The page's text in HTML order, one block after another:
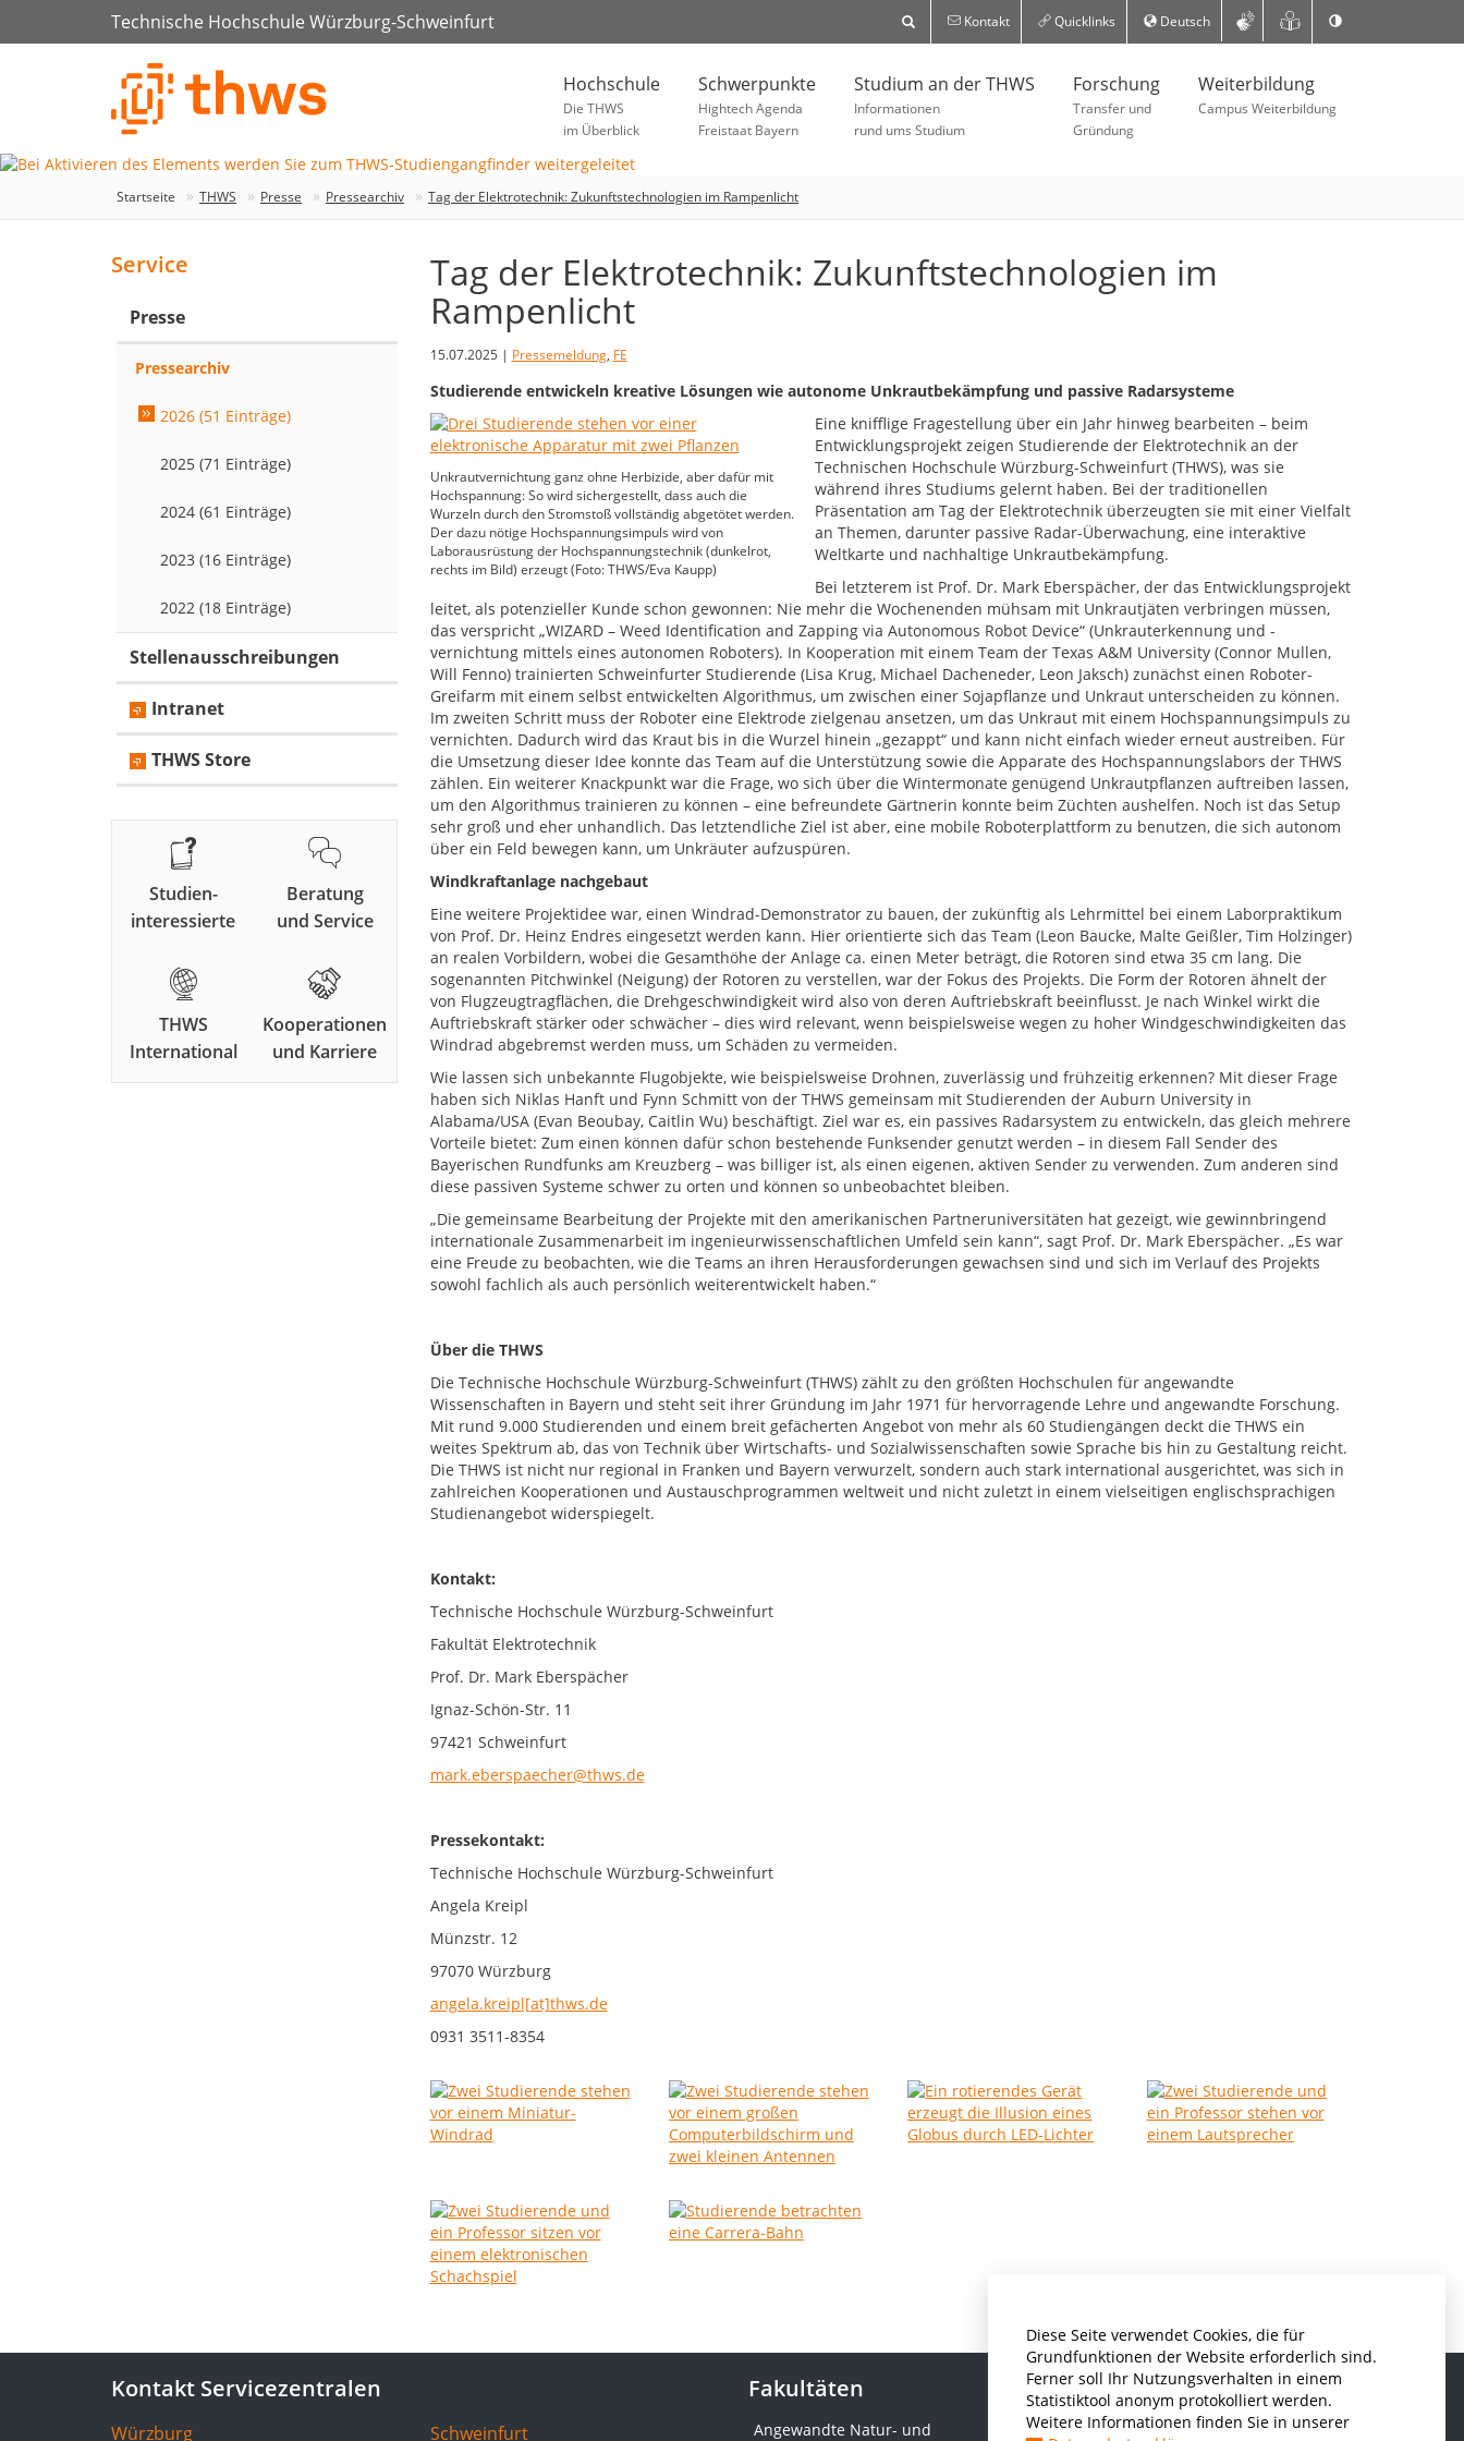
Diese Seite verwendet Cookies, die für
Grundfunktionen der Website erforderlich sind.
Ferner soll Ihr Nutzungsverhalten in einem
Statistiktool anonym protokolliert werden.
Weitere Informationen finden Sie in unserer
Technische Hochschule Würzburg-Schweinfurt Kontakt Quicklinks Deutsch
Hochschule
Die THWS
im Überblick
Schwerpunkte
Hightech Agenda
Freistaat Bayern
Studium an der THWS
Informationen
rund ums Studium
Forschung
Transfer und
Gründung
Weiterbildung
Campus Weiterbildung
Startseite THWS Presse Pressearchiv Tag der Elektrotechnik: Zukunftstechnologien im Rampenlicht
Tag der Elektrotechnik: Zukunftstechnologien im
Rampenlicht
15.07.2025 | Pressemeldung, FE
Studierende entwickeln kreative Lösungen wie autonome Unkrautbekämpfung und passive Radarsysteme
Unkrautvernichtung ganz ohne Herbizide, aber dafür mit
Hochspannung: So wird sichergestellt, dass auch die
Wurzeln durch den Stromstoß vollständig abgetötet werden.
Der dazu nötige Hochspannungsimpuls wird von
Laborausrüstung der Hochspannungstechnik (dunkelrot,
rechts im Bild) erzeugt (Foto: THWS/Eva Kaupp)
Eine knifflige Fragestellung über ein Jahr hinweg bearbeiten – beim
Entwicklungsprojekt zeigen Studierende der Elektrotechnik an der
Technischen Hochschule Würzburg-Schweinfurt (THWS), was sie
während ihres Studiums gelernt haben. Bei der traditionellen
Präsentation am Tag der Elektrotechnik überzeugten sie mit einer Vielfalt
an Themen, darunter passive Radar-Überwachung, eine interaktive
Weltkarte und nachhaltige Unkrautbekämpfung.
Bei letzterem ist Prof. Dr. Mark Eberspächer, der das Entwicklungsprojekt
leitet, als potenzieller Kunde schon gewonnen: Nie mehr die Wochenenden mühsam mit Unkrautjäten verbringen müssen,
das verspricht „WIZARD – Weed Identification and Zapping via Autonomous Robot Device“ (Unkrauterkennung und -
vernichtung mittels eines autonomen Roboters). In Kooperation mit einem Team der Texas A&M University (Connor Mullen,
Will Fenno) trainierten Schweinfurter Studierende (Lisa Krug, Michael Dacheneder, Leon Jaksch) zunächst einen Roboter-
Greifarm mit einem selbst entwickelten Algorithmus, um zwischen einer Sojapflanze und Unkraut unterscheiden zu können.
Im zweiten Schritt muss der Roboter eine Elektrode zielgenau ansetzen, um das Unkraut mit einem Hochspannungsimpuls zu
vernichten. Dadurch wird das Kraut bis in die Wurzel hinein „gezappt“ und kann nicht einfach wieder erneut austreiben. Für
die Umsetzung dieser Idee konnte das Team auf die Unterstützung sowie die Apparate des Hochspannungslabors der THWS
zählen. Ein weiterer Knackpunkt war die Frage, wo sich über die Wintermonate genügend Unkrautpflanzen auftreiben lassen,
um den Algorithmus trainieren zu können – eine befreundete Gärtnerin konnte beim Züchten aushelfen. Noch ist das Setup
sehr groß und eher unhandlich. Das letztendliche Ziel ist aber, eine mobile Roboterplattform zu benutzen, die sich autonom
über ein Feld bewegen kann, um Unkräuter aufzuspüren.
Windkraftanlage nachgebaut
Eine weitere Projektidee war, einen Windrad-Demonstrator zu bauen, der zukünftig als Lehrmittel bei einem Laborpraktikum
von Prof. Dr. Heinz Endres eingesetzt werden kann. Hier orientierte sich das Team (Leon Baucke, Malte Geißler, Tim Holzinger)
an realen Vorbildern, wobei die Gesamthöhe der Anlage ca. einen Meter beträgt, die Rotoren sind etwa 35 cm lang. Die
sogenannten Pitchwinkel (Neigung) der Rotoren zu verstellen, war der Fokus des Projekts. Die Form der Rotoren ähnelt der
von Flugzeugtragflächen, die Drehgeschwindigkeit wird also von deren Auftriebskraft beeinflusst. Je nach Winkel wirkt die
Auftriebskraft stärker oder schwächer – dies wird relevant, wenn beispielsweise wegen zu hoher Windgeschwindigkeiten das
Windrad abgebremst werden muss, um Schäden zu vermeiden.
Wie lassen sich unbekannte Flugobjekte, wie beispielsweise Drohnen, zuverlässig und frühzeitig erkennen? Mit dieser Frage
haben sich Niklas Hanft und Fynn Schmitt von der THWS gemeinsam mit Studierenden der Auburn University in
Alabama/USA (Evan Beoubay, Caitlin Wu) beschäftigt. Ziel war es, ein passives Radarsystem zu entwickeln, das gleich mehrere
Vorteile bietet: Zum einen können dafür schon bestehende Funksender genutzt werden – in diesem Fall Sender des
Bayerischen Rundfunks am Kreuzberg – was billiger ist, als einen eigenen, aktiven Sender zu verwenden. Zum anderen sind
diese passiven Systeme schwer zu orten und können so unbeobachtet bleiben.
„Die gemeinsame Bearbeitung der Projekte mit den amerikanischen Partneruniversitäten hat gezeigt, wie gewinnbringend
internationale Zusammenarbeit im ingenieurwissenschaftlichen Umfeld sein kann“, sagt Prof. Dr. Mark Eberspächer. „Es war
eine Freude zu beobachten, wie die Teams an ihren Herausforderungen gewachsen sind und sich im Verlauf des Projekts
sowohl fachlich als auch persönlich weiterentwickelt haben.“
Über die THWS
Die Technische Hochschule Würzburg-Schweinfurt (THWS) zählt zu den größten Hochschulen für angewandte
Wissenschaften in Bayern und steht seit ihrer Gründung im Jahr 1971 für hervorragende Lehre und angewandte Forschung.
Mit rund 9.000 Studierenden und einem breit gefächerten Angebot von mehr als 60 Studiengängen deckt die THWS ein
weites Spektrum ab, das von Technik über Wirtschafts- und Sozialwissenschaften sowie Sprache bis hin zu Gestaltung reicht.
Die THWS ist nicht nur regional in Franken und Bayern verwurzelt, sondern auch stark international ausgerichtet, was sich in
zahlreichen Kooperationen und Austauschprogrammen weltweit und nicht zuletzt in einem vielseitigen englischsprachigen
Studienangebot widerspiegelt.
Kontakt:
Technische Hochschule Würzburg-Schweinfurt
Fakultät Elektrotechnik
Prof. Dr. Mark Eberspächer
Ignaz-Schön-Str. 11
97421 Schweinfurt
mark.eberspaecher@thws.de
Pressekontakt:
Technische Hochschule Würzburg-Schweinfurt
Angela Kreipl
Münzstr. 12
97070 Würzburg
angela.kreipl[at]thws.de
0931 3511-8354
Service
Presse
Pressearchiv
2026 (51 Einträge)
2025 (71 Einträge)
2024 (61 Einträge)
2023 (16 Einträge)
2022 (18 Einträge)
Stellenausschreibungen
Intranet
THWS Store
Studien-
interessierte
Beratung
und Service
THWS
International
Kooperationen
und Karriere
Kontakt Servicezentralen
Würzburg Schweinfurt
Fakultäten
Angewandte Natur- und Informatik und Wirtschaftsinformatik